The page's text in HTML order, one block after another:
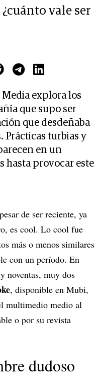
vale ser
explora los
que supo ser
que desdeñaba
Prácticas turbias y
en un
hasta provocar este
de ser reciente, ya
es cool. Lo cool fue
más o menos similares
con un período. En
noventas, muy dos
, disponible en Mubi,
multimedio medio al
o por su revista
dudoso